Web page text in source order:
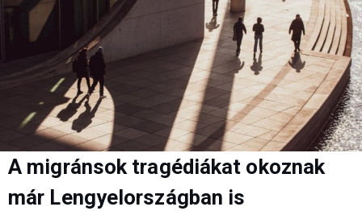
A migránsok tragédiákat okoznak
már Lengyelországban is